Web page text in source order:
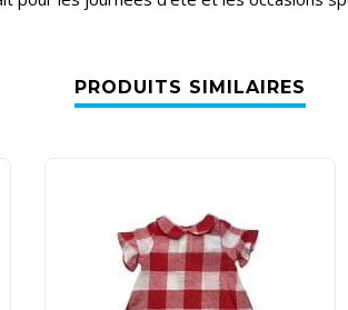
PRODUITS SIMILAIRES